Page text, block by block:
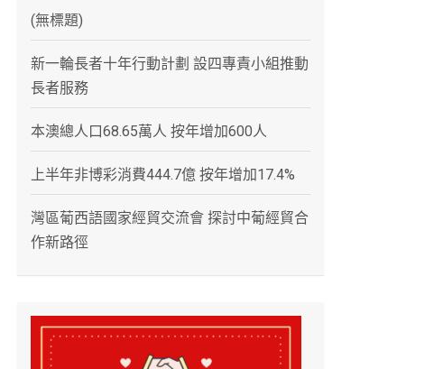
(無標題)
新一輪長者十年行動計劃 設四專責小組推動
長者服務
本澳總人口68.65萬人 按年增加600人
上半年非博彩消費444.7億 按年增加17.4%
灣區葡西語國家經貿交流會 探討中葡經貿合
作新路徑